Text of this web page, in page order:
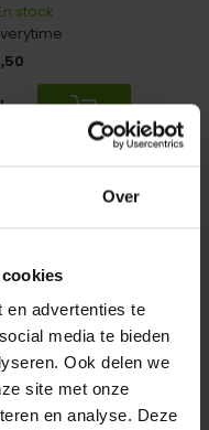
Over
en advertenties te
media te bieden
Ook delen we
site met onze
en analyse. Deze
stock